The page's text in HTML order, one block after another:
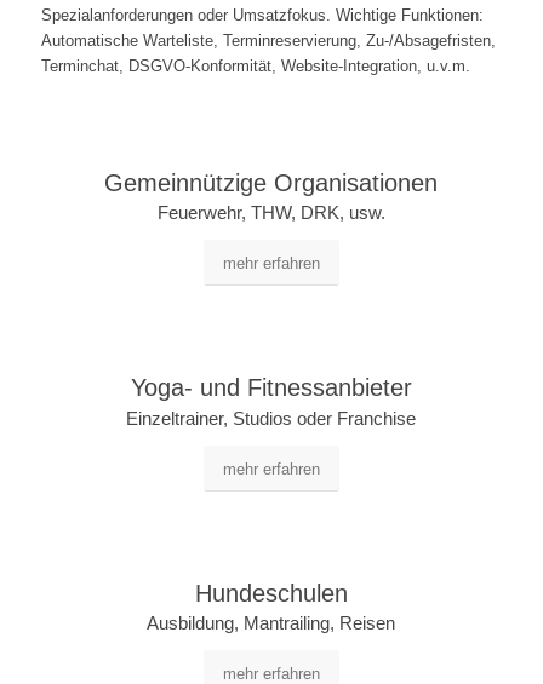
Spezialanforderungen oder Umsatzfokus. Wichtige Funktionen:
Automatische Warteliste, Terminreservierung, Zu-/Absagefristen,
Terminchat, DSGVO-Konformität, Website-Integration, u.v.m.
Gemeinnützige Organisationen
Feuerwehr, THW, DRK, usw.
mehr erfahren
Yoga- und Fitnessanbieter
Einzeltrainer, Studios oder Franchise
mehr erfahren
Hundeschulen
Ausbildung, Mantrailing, Reisen
mehr erfahren